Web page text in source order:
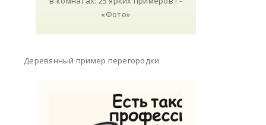
Деревянный пример перегородки